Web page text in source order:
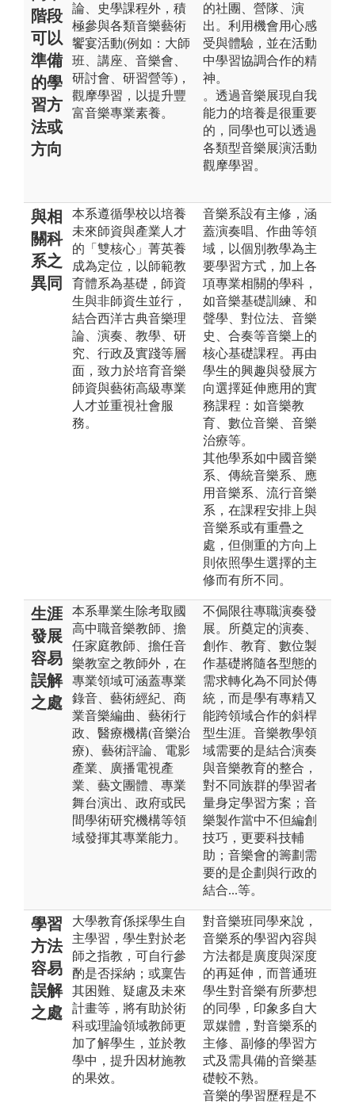
階段
可以
準備
的學
習方
法或
方向
論、史學課程外，積
極參與各類音樂藝術
饗宴活動(例如：大師
班、講座、音樂會、
研討會、研習營等)，
觀摩學習，以提升豐
富音樂專業素養。
的社團、營隊、演
出。利用機會用心感
受與體驗，並在活動
中學習協調合作的精
神。
。透過音樂展現自我
能力的培養是很重要
的，同學也可以透過
各類型音樂展演活動
觀摩學習。
與相
關科
系之
異同
本系遵循學校以培養
未來師資與產業人才
的「雙核心」菁英養
成為定位，以師範教
育體系為基礎，師資
生與非師資生並行，
結合西洋古典音樂理
論、演奏、教學、研
究、行政及實踐等層
面，致力於培育音樂
師資與藝術高級專業
人才並重視社會服
務。
音樂系設有主修，涵
蓋演奏唱、作曲等領
域，以個別教學為主
要學習方式，加上各
項專業相關的學科，
如音樂基礎訓練、和
聲學、對位法、音樂
史、合奏等音樂上的
核心基礎課程。再由
學生的興趣與發展方
向選擇延伸應用的實
務課程：如音樂教
育、數位音樂、音樂
治療等。
其他學系如中國音樂
系、傳統音樂系、應
用音樂系、流行音樂
系，在課程安排上與
音樂系或有重疊之
處，但側重的方向上
則依照學生選擇的主
修而有所不同。
生涯
發展
容易
誤解
之處
本系畢業生除考取國
高中職音樂教師、擔
任家庭教師、擔任音
樂教室之教師外，在
專業領域可涵蓋專業
錄音、藝術經紀、商
業音樂編曲、藝術行
政、醫療機構(音樂治
療)、藝術評論、電影
產業、廣播電視產
業、藝文團體、專業
舞台演出、政府或民
間學術研究機構等領
域發揮其專業能力。
不侷限往專職演奏發
展。所奠定的演奏、
創作、教育、數位製
作基礎將隨各型態的
需求轉化為不同於傳
統，而是學有專精又
能跨領域合作的斜桿
型生涯。音樂教學領
域需要的是結合演奏
與音樂教育的整合，
對不同族群的學習者
量身定學習方案；音
樂製作當中不但編創
技巧，更要科技輔
助；音樂會的籌劃需
要的是企劃與行政的
結合...等。
學習
方法
容易
誤解
之處
大學教育係採學生自
主學習，學生對於老
師之指教，可自行參
酌是否採納；或稟告
其困難、疑慮及未來
計畫等，將有助於術
科或理論領域教師更
加了解學生，並於教
學中，提升因材施教
的果效。
對音樂班同學來說，
音樂系的學習內容與
方法都是廣度與深度
的再延伸，而普通班
學生對音樂有所夢想
的同學，印象多自大
眾媒體，對音樂系的
主修、副修的學習方
式及需具備的音樂基
礎較不熟。
音樂的學習歷程是不